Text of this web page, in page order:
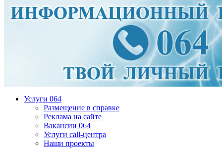
Услуги 064
Размещение в справке
Реклама на сайте
Вакансии 064
Услуги call-центра
Наши проекты